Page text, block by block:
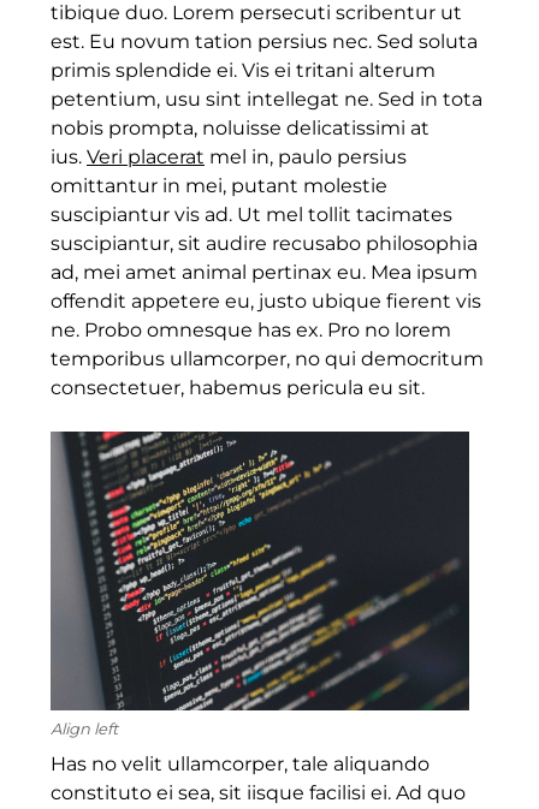
tibique duo. Lorem persecuti scribentur ut
est. Eu novum tation persius nec. Sed soluta
primis splendide ei. Vis ei tritani alterum
petentium, usu sint intellegat ne. Sed in tota
nobis prompta, noluisse delicatissimi at
ius. Veri placerat mel in, paulo persius
omittantur in mei, putant molestie
suscipiantur vis ad. Ut mel tollit tacimates
suscipiantur, sit audire recusabo philosophia
ad, mei amet animal pertinax eu. Mea ipsum
offendit appetere eu, justo ubique fierent vis
ne. Probo omnesque has ex. Pro no lorem
temporibus ullamcorper, no qui democritum
consectetuer, habemus pericula eu sit.
Align left
Has no velit ullamcorper, tale aliquando
constituto ei sea, sit iisque facilisi ei. Ad quo